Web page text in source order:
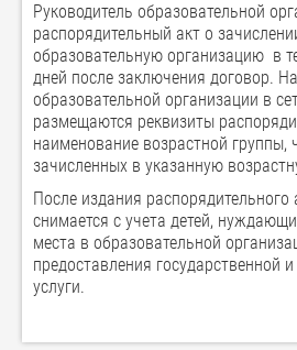
Руководитель образовательной
распорядительный акт о
образовательную организацию в
дней после заключения договор.
образовательной организации в
размещаются реквизиты
наименование возрастной группы,
зачисленных в указанную
После издания распорядительного
снимается с учета детей,
места в образовательной
предоставления государственной
услуги.